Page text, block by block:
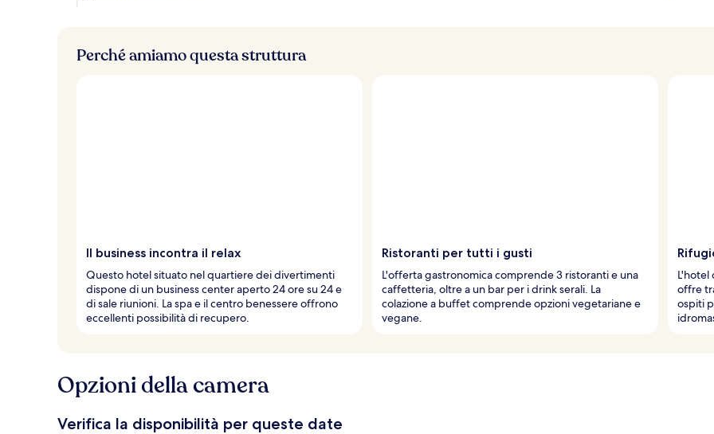
Perché amiamo questa struttura
Il business incontra il relax
Questo hotel situato nel quartiere dei divertimenti
dispone di un business center aperto 24 ore su 24 e
di sale riunioni. La spa e il centro benessere offrono
eccellenti possibilità di recupero.
Ristoranti per tutti i gusti
L'offerta gastronomica comprende 3 ristoranti e una
caffetteria, oltre a un bar per i drink serali. La
colazione a buffet comprende opzioni vegetariane e
vegane.
L'hotel
offre
ospiti
Opzioni della camera
Verifica la disponibilità per queste date